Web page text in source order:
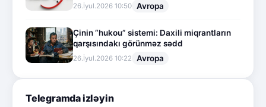
26.İyul.2026 10:50 Avropa
Çinin “hukou” sistemi: Daxili miqrantların
qarşısındakı görünməz sədd
26.İyul.2026 10:22 Avropa
Telegramda izləyin